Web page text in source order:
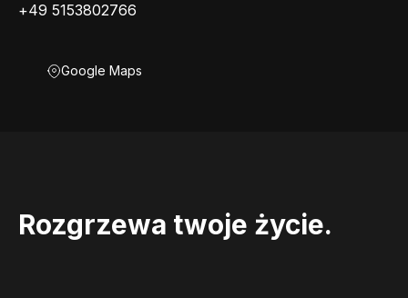
+49 5153802766
Google Maps
Rozgrzewa twoje życie.